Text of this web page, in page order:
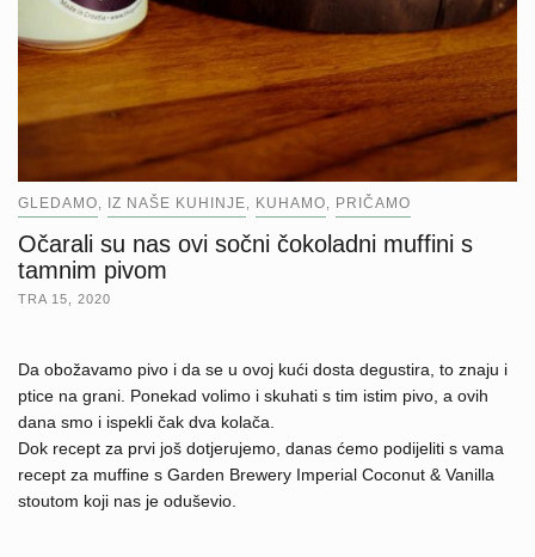
GLEDAMO, IZ NAŠE KUHINJE, KUHAMO, PRIČAMO
Očarali su nas ovi sočni čokoladni muffini s
tamnim pivom
TRA 15, 2020
Da obožavamo pivo i da se u ovoj kući dosta degustira, to znaju i
ptice na grani. Ponekad volimo i skuhati s tim istim pivo, a ovih
dana smo i ispekli čak dva kolača.
Dok recept za prvi još dotjerujemo, danas ćemo podijeliti s vama
recept za muffine s Garden Brewery Imperial Coconut & Vanilla
stoutom koji nas je oduševio.